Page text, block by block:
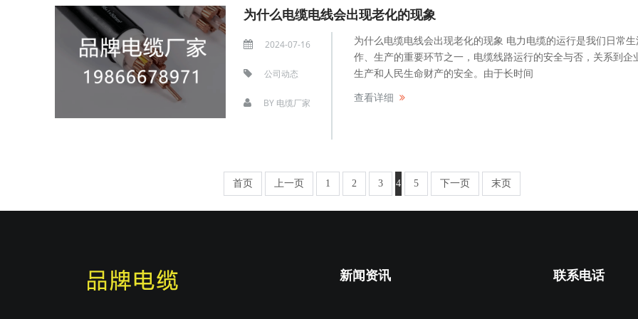
为什么电缆电线会出现老化的现象
2024-07-16
公司动态
BY 电缆厂家
为什么电缆电线会出现老化的现象 电力电缆的运行是我们日常
作、生产的重要环节之一，电缆线路运行的安全与否，关系到企
生产和人民生命财产的安全。由于长时间
查看详细
首页 上一页 1 2 3 4 5 下一页 末页
新闻资讯 联系电话